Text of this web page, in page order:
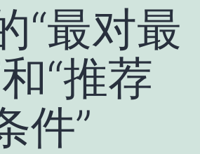
“最对最
“推荐
件”